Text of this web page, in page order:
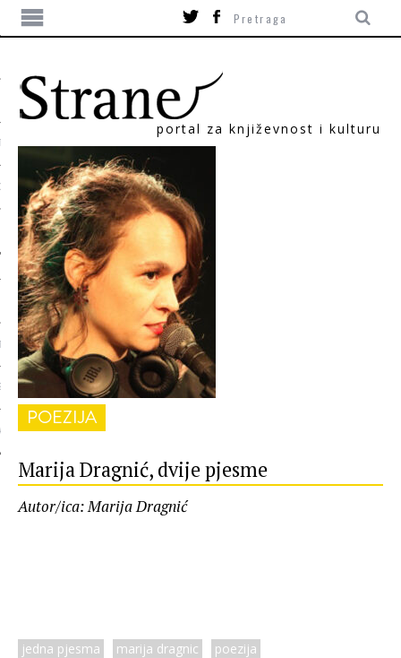
portal za književnost i kulturu
POEZIJA
Marija Dragnić, dvije pjesme
Autor/ica: Marija Dragnić
jedna pjesma marija dragnic poezija